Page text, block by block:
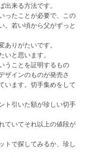
来る方法です。
ったことが必要で、この
。若い頃から父がずっと
りがたいです。
と思います。
うことを証明するもの
ザインのものが発売さ
います。切手集めをして
ト引いた額が珍しい切手
ていてそれ以上の値段が
トで探してみるか、珍し